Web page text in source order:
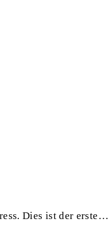
Dies ist der erste…